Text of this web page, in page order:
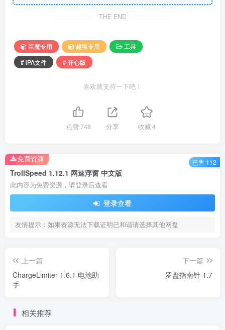
THE END
巨魔专用 越狱专用
工具
# iPA文件
# 开心版
喜欢就支持一下吧！
点赞748 分享 收藏4
TrollSpeed 1.12.1 网速浮窗 中文版
此内容为免费资源，请登录后查看
登录查看
友情提示：如果资源无法下载证明已和谐请选择其他网盘
免费资源 已售 112
上一篇
ChargeLimiter 1.6.1 电池助
手
下一篇
罗盘指南针 1.7
相关推荐